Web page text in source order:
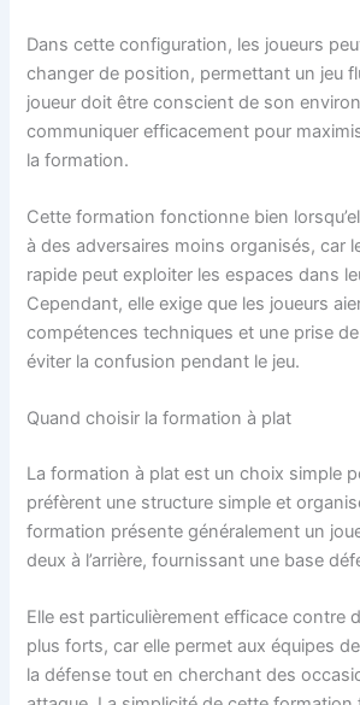
Dans cette configuration, les joueurs
changer de position, permettant un jeu
joueur doit être conscient de son
communiquer efficacement pour
la formation.
Cette formation fonctionne bien
à des adversaires moins organisés, car
rapide peut exploiter les espaces dans
Cependant, elle exige que les joueurs
compétences techniques et une prise
éviter la confusion pendant le jeu.
Quand choisir la formation à plat
La formation à plat est un choix simple
préfèrent une structure simple et
formation présente généralement un
deux à l’arrière, fournissant une base
Elle est particulièrement efficace contre
plus forts, car elle permet aux équipes
la défense tout en cherchant des